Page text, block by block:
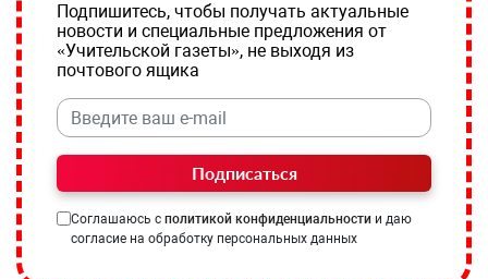
Подпишитесь, чтобы получать актуальные
новости и специальные предложения от
«Учительской газеты», не выходя из
почтового ящика
Подписаться
Соглашаюсь с политикой конфиденциальности и даю
согласие на обработку персональных данных